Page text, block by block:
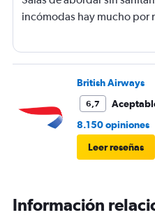
incómodas hay mucho por
British Airways
6,7
8.150 opiniones
Leer reseñas
Información